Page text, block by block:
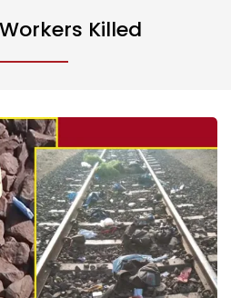
Killed